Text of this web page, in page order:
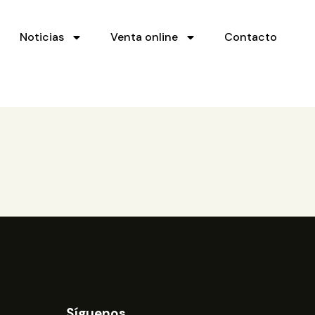
Noticias Venta online Contacto